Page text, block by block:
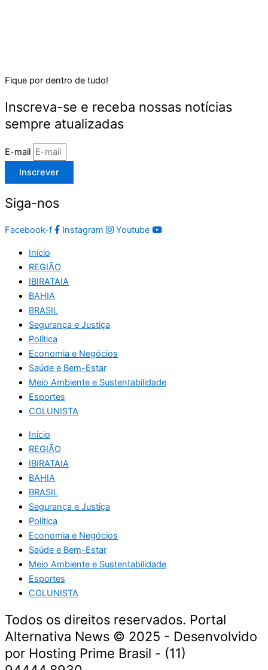
Fique por dentro de tudo!
Inscreva-se e receba nossas notícias
sempre atualizadas
E-mail
Inscrever
Siga-nos
Facebook-f Instagram Youtube
Início
REGIÃO
IBIRATAIA
BAHIA
BRASIL
Segurança e Justiça
Política
Economia e Negócios
Saúde e Bem-Estar
Meio Ambiente e Sustentabilidade
Esportes
COLUNISTA
Início
REGIÃO
IBIRATAIA
BAHIA
BRASIL
Segurança e Justiça
Política
Economia e Negócios
Saúde e Bem-Estar
Meio Ambiente e Sustentabilidade
Esportes
COLUNISTA
Todos os direitos reservados. Portal
Alternativa News © 2025 - Desenvolvido
por Hosting Prime Brasil - (11)